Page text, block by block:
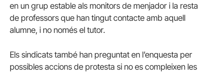
en un grup estable als monitors de menjador i la resta
de professors que han tingut contacte amb aquell
alumne, i no només el tutor.
Els sindicats també han preguntat en l’enquesta per
possibles accions de protesta si no es compleixen les